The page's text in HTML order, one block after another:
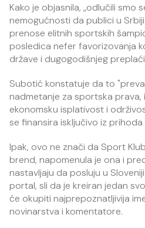
Kako je objasnila, „odlučili smo
nemogućnosti da publici u
prenose elitnih sportskih
posledica nefer favorizovanja
države i dugogodišnjeg
Subotić konstatuje da to
nadmetanje za sportska prava,
ekonomsku isplativost i
se finansira isključivo iz prihoda
Ipak, ovo ne znači da Sport
brend, napomenula je ona i
nastavljaju da posluju u
portal, sli da je kreiran jedan
će okupiti najprepoznatljivija
novinarstva i komentatore.